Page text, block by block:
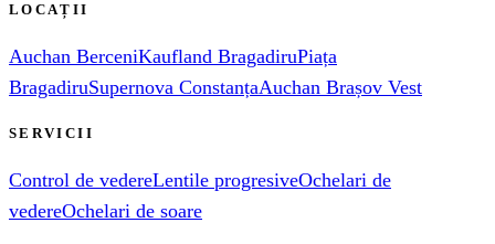
LOCAȚII
Auchan BerceniKaufland BragadiruPiața
BragadiruSupernova ConstanțaAuchan Brașov Vest
SERVICII
Control de vedereLentile progresiveOchelari de
vedereOchelari de soare